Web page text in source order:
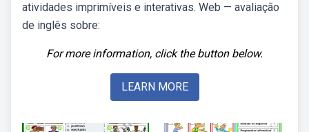
atividades imprimíveis e interativas. Web — avaliação
de inglês sobre:
For more information, click the button below.
LEARN MORE